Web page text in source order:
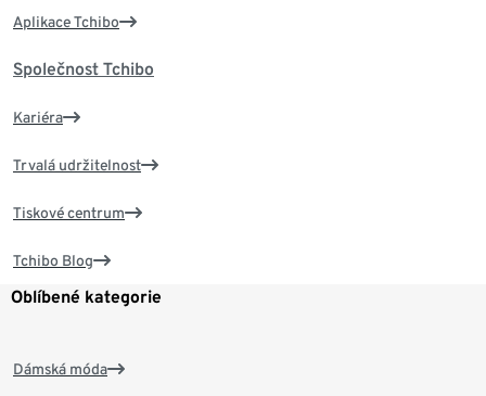
Aplikace Tchibo
Společnost Tchibo
Kariéra
Trvalá udržitelnost
Tiskové centrum
Tchibo Blog
Oblíbené kategorie
Dámská móda